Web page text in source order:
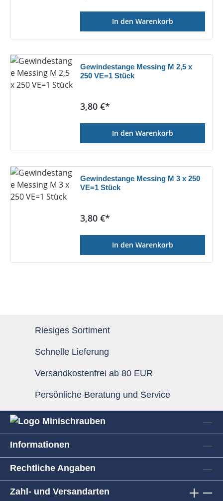
In den Warenkorb
Gewindestange Messing M 2,5 x
250 VE=1 Stück
Regulärer Preis:
3,80 €*
In den Warenkorb
Gewindestange Messing M 3 x 250
VE=1 Stück
Regulärer Preis:
3,80 €*
In den Warenkorb
Riesiges Sortiment
Schnelle Lieferung
Versandkostenfrei ab 80 EUR
Persönliche Beratung und Service
Informationen
Rechtliche Angaben
Zahl- und Versandarten